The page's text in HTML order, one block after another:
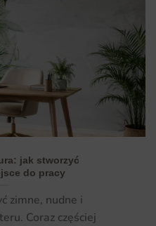
jak stworzyć
do pracy
zimne, nudne i
Coraz częściej